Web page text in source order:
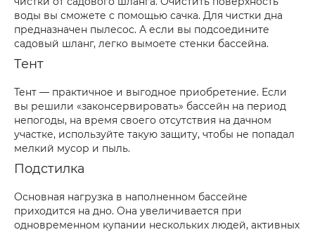
воды вы сможете с помощью сачка. Для чистки дна
предназначен пылесос. А если вы подсоедините
садовый шланг, легко вымоете стенки бассейна.
Тент
Тент — практичное и выгодное приобретение. Если
вы решили «законсервировать» бассейн на период
непогоды, на время своего отсутствия на дачном
участке, используйте такую защиту, чтобы не попадал
мелкий мусор и пыль.
Подстилка
Основная нагрузка в наполненном бассейне
приходится на дно. Она увеличивается при
одновременном купании нескольких людей, активных